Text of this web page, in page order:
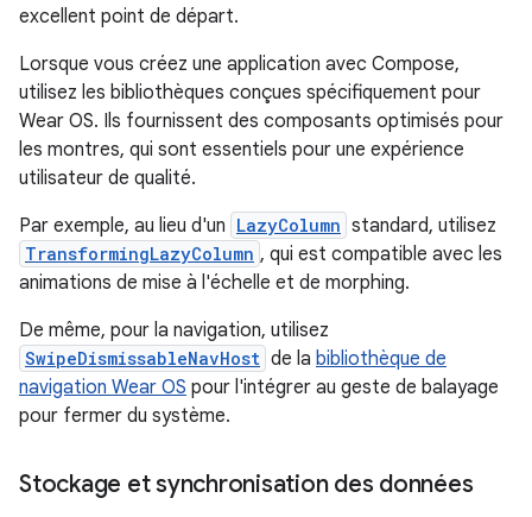
excellent point de départ.
Lorsque vous créez une application avec Compose,
utilisez les bibliothèques conçues spécifiquement pour
Wear OS. Ils fournissent des composants optimisés pour
les montres, qui sont essentiels pour une expérience
utilisateur de qualité.
Par exemple, au lieu d'un LazyColumn standard, utilisez
TransformingLazyColumn , qui est compatible avec les
animations de mise à l'échelle et de morphing.
De même, pour la navigation, utilisez
SwipeDismissableNavHost de la bibliothèque de
navigation Wear OS pour l'intégrer au geste de balayage
pour fermer du système.
Stockage et synchronisation des données